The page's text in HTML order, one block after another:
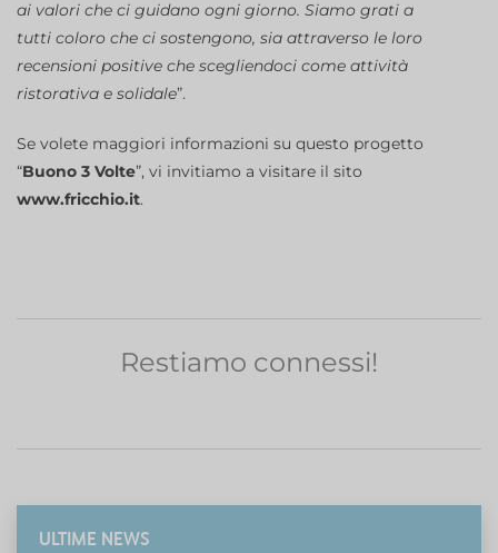
ai valori che ci guidano ogni giorno. Siamo grati a
tutti coloro che ci sostengono, sia attraverso le loro
recensioni positive che scegliendoci come attività
ristorativa e solidale”.
Se volete maggiori informazioni su questo progetto
“Buono 3 Volte”, vi invitiamo a visitare il sito
www.fricchio.it.
Restiamo connessi!
ULTIME NEWS